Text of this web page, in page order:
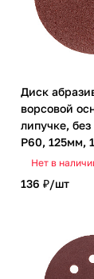
Диск
ворсовой
липучке,
P60, 125мм,
Нет в
136 ₽/шт